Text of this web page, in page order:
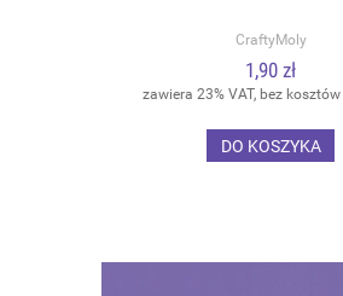
CraftyMoly
1,90 zł
zawiera 23% VAT, bez
DO KOSZYKA